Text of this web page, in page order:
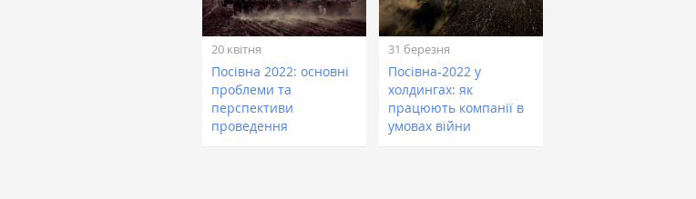
20 квітня
Посівна 2022: основні
проблеми та
перспективи
проведення
31 березня
Посівна-2022 у
холдингах: як
працюють компанії в
умовах війни